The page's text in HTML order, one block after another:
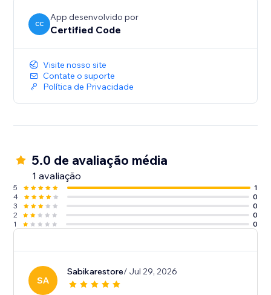
CC
App desenvolvido por
Certified Code
Visite nosso site
Contate o suporte
Política de Privacidade
5.0 de avaliação média
1 avaliação
5
1
4
0
3
0
2
0
1
0
SA
Sabikarestore/ Jul 29, 2026